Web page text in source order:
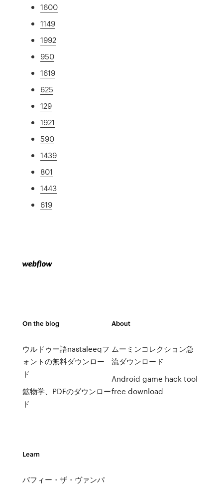
1600
1149
1992
950
1619
625
129
1921
590
1439
801
1443
619
On the blog
ウルドゥー語nastaleeqフ
ォントの無料ダウンロー
ド
鉱物学、PDFのダウンロー
ド
About
ムーミンコレクション急
流ダウンロード
Android game hack tool
free download
Learn
バフィー・ザ・ヴァンパ